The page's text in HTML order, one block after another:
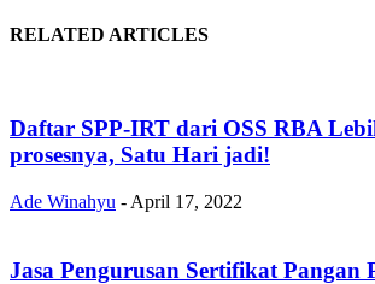
RELATED ARTICLES
Daftar SPP-IRT dari OSS RBA
prosesnya, Satu Hari jadi!
Ade Winahyu - April 17, 2022
Jasa Pengurusan Sertifikat Pangan